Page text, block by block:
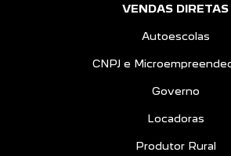
VENDAS DIRETAS
Autoescolas
CNPJ e
Governo
Locadoras
Produtor Rural